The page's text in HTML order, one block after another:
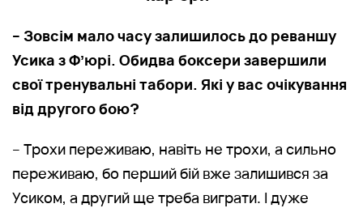
– Зовсім мало часу залишилось до реваншу
Усика з Фʼюрі. Обидва боксери завершили
свої тренувальні табори. Які у вас очікування
від другого бою?
– Трохи переживаю, навіть не трохи, а сильно
переживаю, бо перший бій вже залишився за
Усиком, а другий ще треба виграти. І дуже